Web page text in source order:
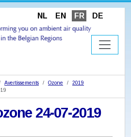
NL EN FR DE
Avertissements Ozone
2019
24-07-2019